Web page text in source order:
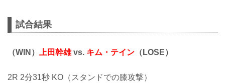
試合結果
（WIN） 上田幹雄vs. キム・テイン （LOSE）
2R 2分31秒 KO（スタンドでの膝攻撃）